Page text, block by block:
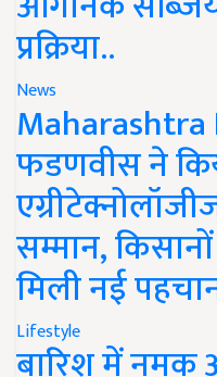
प्रक्रिया..
News
Maharashtra
फडणवीस ने
सम्मान,
मिली नई
Lifestyle